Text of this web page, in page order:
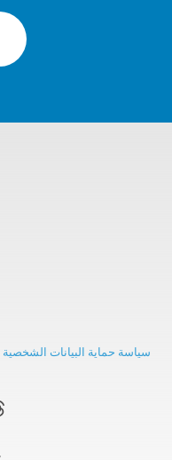
سياسة حماية البيانات الشخصية